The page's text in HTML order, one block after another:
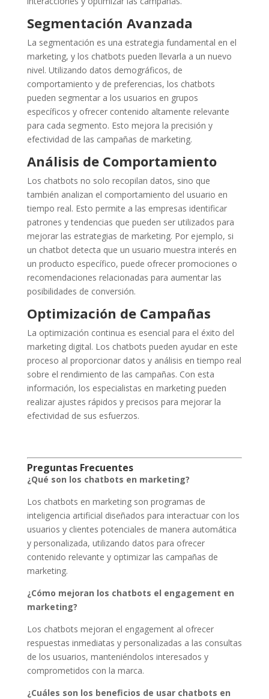
Segmentación Avanzada
La segmentación es una estrategia fundamental en el
marketing, y los chatbots pueden llevarla a un nuevo
nivel. Utilizando datos demográficos, de
comportamiento y de preferencias, los chatbots
pueden segmentar a los usuarios en grupos
específicos y ofrecer contenido altamente relevante
para cada segmento. Esto mejora la precisión y
efectividad de las campañas de marketing.
Análisis de Comportamiento
Los chatbots no solo recopilan datos, sino que
también analizan el comportamiento del usuario en
tiempo real. Esto permite a las empresas identificar
patrones y tendencias que pueden ser utilizados para
mejorar las estrategias de marketing. Por ejemplo, si
un chatbot detecta que un usuario muestra interés en
un producto específico, puede ofrecer promociones o
recomendaciones relacionadas para aumentar las
posibilidades de conversión.
Optimización de Campañas
La optimización continua es esencial para el éxito del
marketing digital. Los chatbots pueden ayudar en este
proceso al proporcionar datos y análisis en tiempo real
sobre el rendimiento de las campañas. Con esta
información, los especialistas en marketing pueden
realizar ajustes rápidos y precisos para mejorar la
efectividad de sus esfuerzos.
Preguntas Frecuentes
¿Qué son los chatbots en marketing?
Los chatbots en marketing son programas de
inteligencia artificial diseñados para interactuar con los
usuarios y clientes potenciales de manera automática
y personalizada, utilizando datos para ofrecer
contenido relevante y optimizar las campañas de
marketing.
¿Cómo mejoran los chatbots el engagement en
marketing?
Los chatbots mejoran el engagement al ofrecer
respuestas inmediatas y personalizadas a las consultas
de los usuarios, manteniéndolos interesados y
comprometidos con la marca.
¿Cuáles son los beneficios de usar chatbots en